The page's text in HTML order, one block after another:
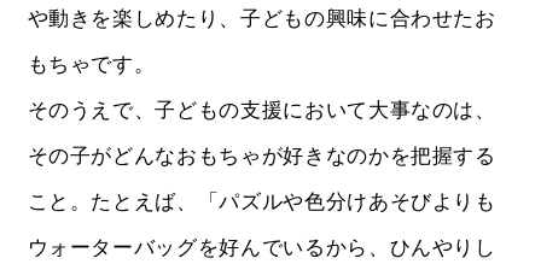
や動きを楽しめたり、子どもの興味に合わせたお
もちゃです。
そのうえで、子どもの支援において大事なのは、
その子がどんなおもちゃが好きなのかを把握する
こと。たとえば、「パズルや色分けあそびよりも
ウォーターバッグを好んでいるから、ひんやりし